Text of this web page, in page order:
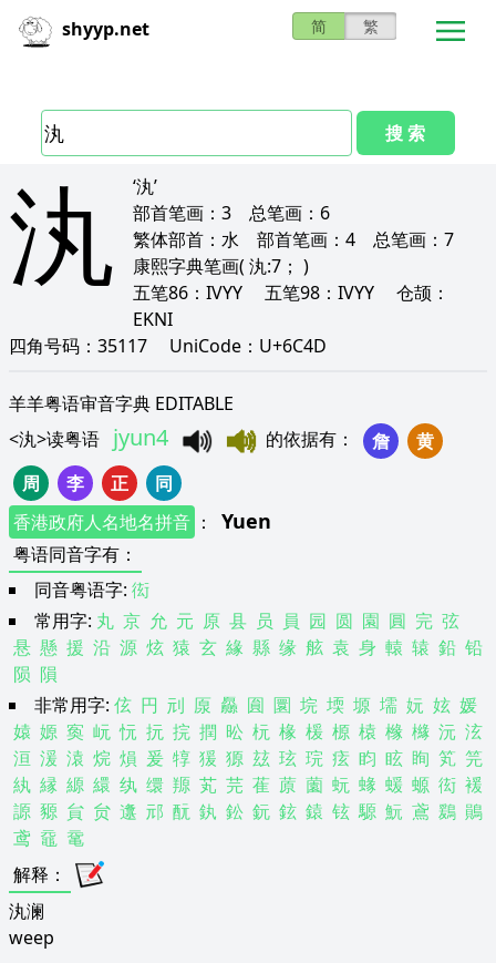
shyyp.net 简 繁
搜 索
汍
‘汍’
部首笔画： 3 总笔画： 6
繁体部首： 水 部首笔画： 4 总笔画： 7
康熙字典笔画( 汍:7； )
五笔86： IVYY 五笔98： IVYY 仓颉：
EKNI
四角号码： 35117 UniCode： U+6C4D
羊羊粤语审音字典 EDITABLE
<汍>读粤语 jyun4 的依据有 ： 詹
黄
周
李 正
同
香港政府人名地名拼音 ： Yuen
粤语同音字有 ：
同音粤语字: 衒
常用字: 丸 京 允 元 原 县 员 員 园 圆 園 圓 完 弦
悬 懸 援 沿 源 炫 猿 玄 緣 縣 缘 舷 袁 身 轅 辕 鉛 铅
陨 隕
非常用字: 伭 円 刓 厡 厵 圎 圜 垸 堧 塬 壖 妧 妶 媛
媴 嫄 寏 岏 忨 抏 捖 撋 昖 杬 椽 楥 榞 榬 橼 櫞 沅 泫
洹 湲 溒 烷 熉 爰 犉 猨 獂 玆 玹 琓 痃 盷 眩 眴 笂 笎
紈 縁 縓 繯 纨 缳 羱 芄 芫 萑 蒝 薗 蚖 蝝 蝯 螈 衒 褑
謜 豲 貟 贠 邍 邧 酛 釻 鈆 鈨 鉉 鎱 铉 騵 魭 鳶 鶢 鶰
鸢 黿 鼋
解释 ：
汍澜
weep